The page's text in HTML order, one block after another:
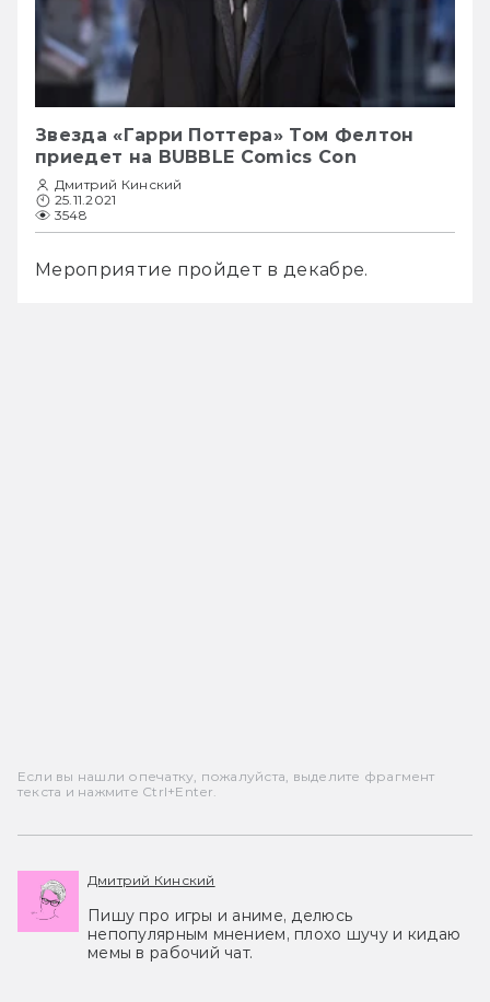
Звезда «Гарри Поттера» Том Фелтон
приедет на BUBBLE Comics Con
Дмитрий Кинский
25.11.2021
3548
Мероприятие пройдет в декабре.
Если вы нашли опечатку, пожалуйста, выделите фрагмент
текста и нажмите Ctrl+Enter.
Дмитрий Кинский
Пишу про игры и аниме, делюсь
непопулярным мнением, плохо шучу и кидаю
мемы в рабочий чат.